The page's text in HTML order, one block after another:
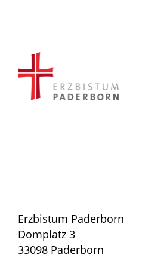
Erzbistum Paderborn
Domplatz 3
33098 Paderborn